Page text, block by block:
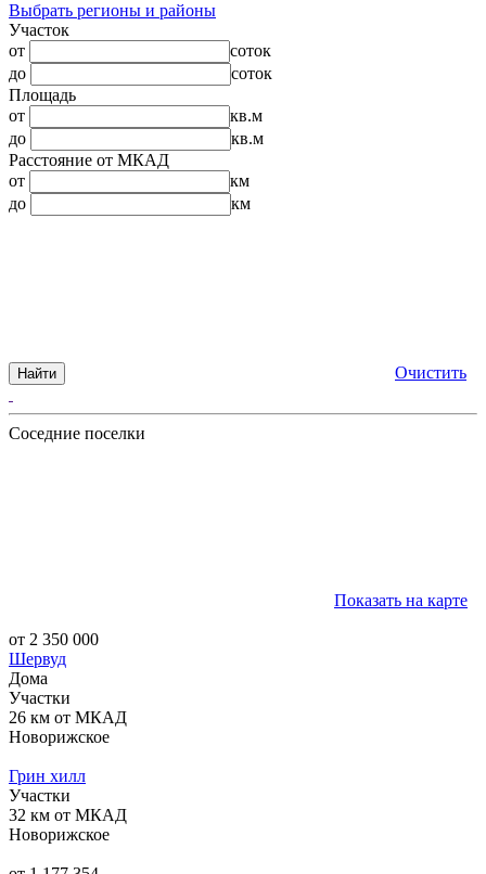
Выбрать регионы и районы
Участок
от
соток
до
соток
Площадь
от
кв.м
до
кв.м
Расстояние от МКАД
от
км
до
км
Найти Очистить
Соседние поселки
Показать на карте
от 2 350 000
Шервуд
Дома
Участки
26 км от МКАД
Новорижское
Грин хилл
Участки
32 км от МКАД
Новорижское